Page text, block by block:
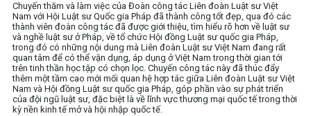
Chuyến thăm và làm việc của Đoàn công tác Liên đoàn Luật sư Việt
Nam với Hội Luật sư Quốc gia Pháp đã thành công tốt đẹp, qua đó các
thành viên đoàn công tác đã được giới thiệu, tìm hiểu rõ hơn về luật sư
và nghề luật sư ở Pháp, về tổ chức Hội đồng Luật sư quốc gia Pháp,
trong đó có những nội dung mà Liên đoàn Luật sư Việt Nam đang rất
quan tâm để có thể vận dụng, áp dụng ở Việt Nam trong thời gian tới
trên tinh thần học tập có chọn lọc. Chuyến công tác này đã thúc đẩy
thêm một tầm cao mới mối quan hệ hợp tác giữa Liên đoàn Luật sư Việt
Nam và Hội đồng Luật sư quốc gia Pháp, góp phần vào sự phát triển
của đội ngũ luật sư, đặc biệt là về lĩnh vực thương mại quốc tế trong thời
kỳ nền kinh tế mở và hội nhập quốc tế.